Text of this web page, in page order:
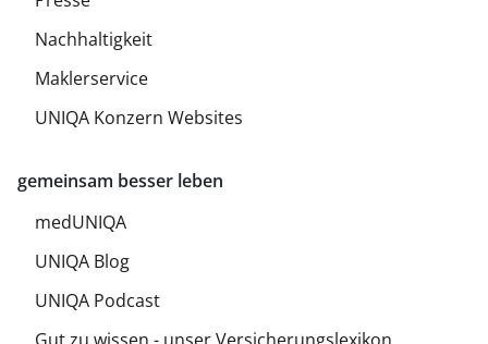
gemeinsam besser leben
medUNIQA
UNIQA Blog
UNIQA Podcast
Nachhaltigkeit
Maklerservice
UNIQA Konzern Websites